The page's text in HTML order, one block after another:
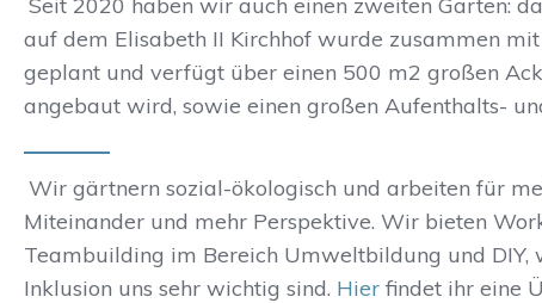
Seit 2020 haben wir auch einen zweiten Garten:
auf dem Elisabeth II Kirchhof wurde zusammen
geplant und verfügt über einen 500 m2 großen
angebaut wird, sowie einen großen Aufenthalts-
Wir gärtnern sozial-ökologisch und arbeiten für
Miteinander und mehr Perspektive. Wir bieten
Teambuilding im Bereich Umweltbildung und DIY,
Inklusion uns sehr wichtig sind. Hierfindet ihr eine